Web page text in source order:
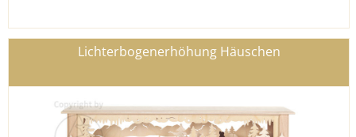
Lichterbogenerhöhung Häuschen